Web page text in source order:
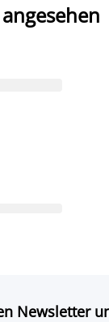
Newsletter